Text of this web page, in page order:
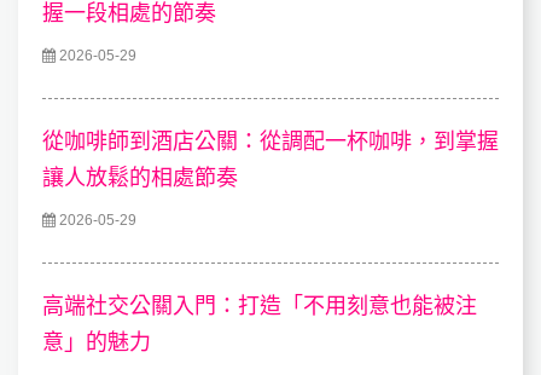
握一段相處的節奏
2026-05-29
從咖啡師到酒店公關：從調配一杯咖啡，到掌握
讓人放鬆的相處節奏
2026-05-29
高端社交公關入門：打造「不用刻意也能被注
意」的魅力